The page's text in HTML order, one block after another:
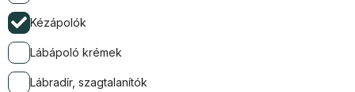
Kézápolók
Lábápoló krémek
Lábradír, szagtalanítók